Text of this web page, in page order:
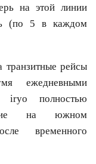
на этой линии
(по 5 в каждом
транзитные рейсы
ежедневными
iryo полностью
на южном
временного